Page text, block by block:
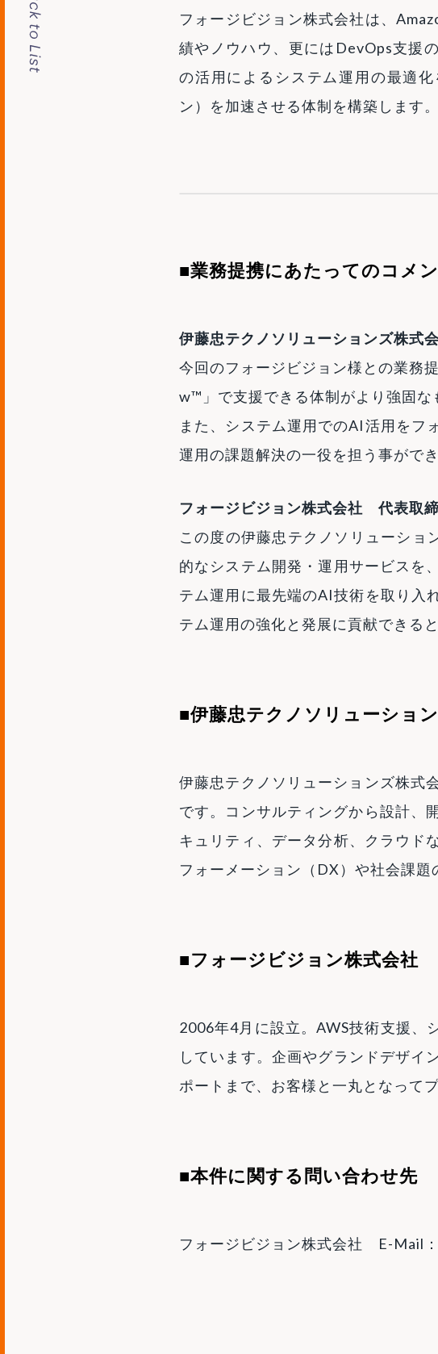
フォージビジョン株式会社は、
績やノウハウ、更にはDevOps支援
の活用によるシステム運用の最適
ン）を加速させる体制を構築します。
■業務提携にあたってのコメ
伊藤忠テクノソリューションズ株
今回のフォージビジョン様との業務
w™」で支援できる体制がより強固な
また、システム運用でのAI活用をフ
運用の課題解決の一役を担う事がで
フォージビジョン株式会社 代表取
この度の伊藤忠テクノソリューシ
的なシステム開発・運用サービスを
テム運用に最先端のAI技術を取り入
テム運用の強化と発展に貢献できる
■伊藤忠テクノソリューショ
伊藤忠テクノソリューションズ株式
です。コンサルティングから設計、
キュリティ、データ分析、クラウド
フォーメーション（DX）や社会課題
■フォージビジョン株式会社
2006年4月に設立。AWS技術支援、
しています。企画やグランドデザイ
ポートまで、お客様と一丸となって
■本件に関する問い合わせ先
フォージビジョン株式会社 E-Mail